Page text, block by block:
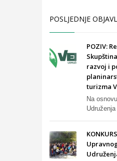
POSLJEDNJE
POZIV:
razvoj i
turizma
Na